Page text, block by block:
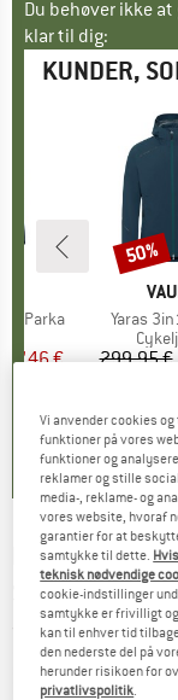
Du behøver ikke
klar til dig:
KUNDER,
Parka
pris
€
)
Artikel
Yaras
299,95 €
Rabat
50%
MONTURA -
Softshelljakke
(0)
Vi anvender cookies
funktioner på vores
funktioner og
reklamer og stille
media-, reklame- og
vores website, hvoraf
garantier for at
samtykke til dette.
teknisk nødvendige
cookie-indstillinger
samtykke er frivilligt
kan til enhver tid
den nederste del på
herunder risikoen for
privatlivspolitik